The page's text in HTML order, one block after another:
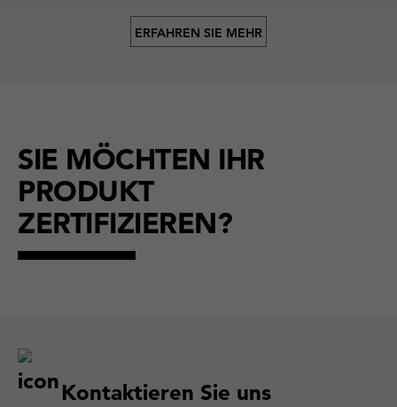
ERFAHREN SIE MEHR
SIE MÖCHTEN IHR
PRODUKT
ZERTIFIZIEREN?
Kontaktieren Sie uns